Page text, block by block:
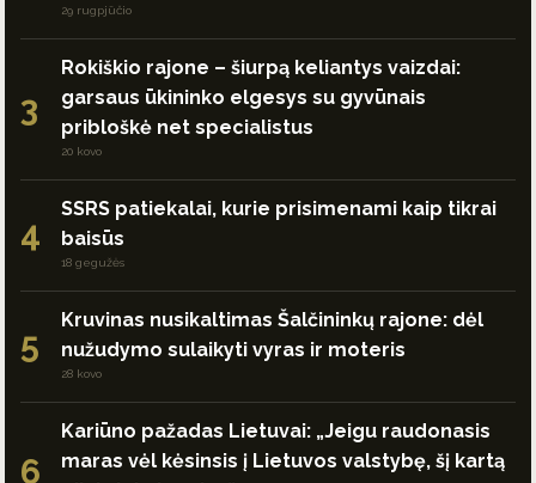
29 rugpjūčio
3
Rokiškio rajone – šiurpą keliantys vaizdai:
garsaus ūkininko elgesys su gyvūnais
pribloškė net specialistus
20 kovo
4
SSRS patiekalai, kurie prisimenami kaip tikrai
baisūs
18 gegužės
5
Kruvinas nusikaltimas Šalčininkų rajone: dėl
nužudymo sulaikyti vyras ir moteris
28 kovo
6
Kariūno pažadas Lietuvai: „Jeigu raudonasis
maras vėl kėsinsis į Lietuvos valstybę, šį kartą